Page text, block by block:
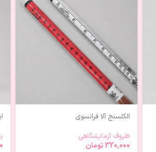
الکلسنج آلا فرانسوی
ظروف آزمایشگاهی
320,000 تومان